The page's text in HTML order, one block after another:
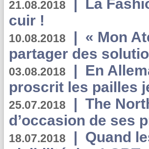
21.08.2018 | La
cuir !
10.08.2018 | « Mon
partager des
03.08.2018 | En
proscrit les pailles
25.07.2018 | The
d’occasion de ses
18.07.2018 | Quand